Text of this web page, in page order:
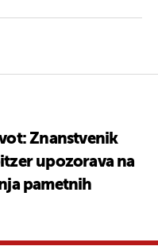
Znanstvenik
upozorava na
pametnih